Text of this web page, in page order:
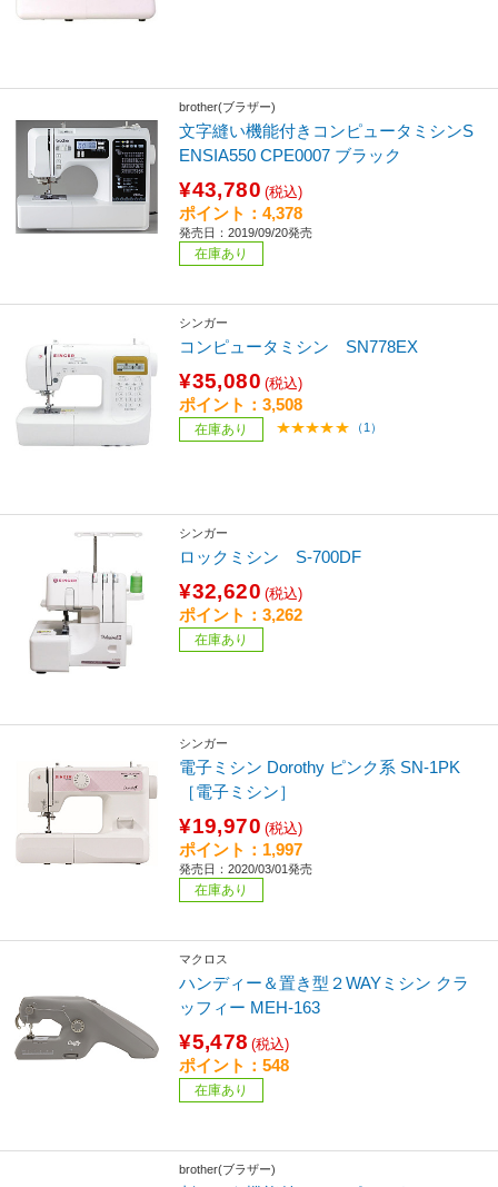
brother(ブラザー)
文字縫い機能付きコンピュータミシンS
ENSIA550 CPE0007 ブラック
¥43,780 (税込)
ポイント：4,378
発売日：2019/09/20発売
在庫あり
シンガー
コンピュータミシン SN778EX
¥35,080 (税込)
ポイント：3,508
在庫あり （1）
シンガー
ロックミシン S-700DF
¥32,620 (税込)
ポイント：3,262
在庫あり
シンガー
電子ミシン Dorothy ピンク系 SN-1PK
［電子ミシン］
¥19,970 (税込)
ポイント：1,997
発売日：2020/03/01発売
在庫あり
マクロス
ハンディー＆置き型２WAYミシン クラ
ッフィー MEH-163
¥5,478 (税込)
ポイント：548
在庫あり
brother(ブラザー)